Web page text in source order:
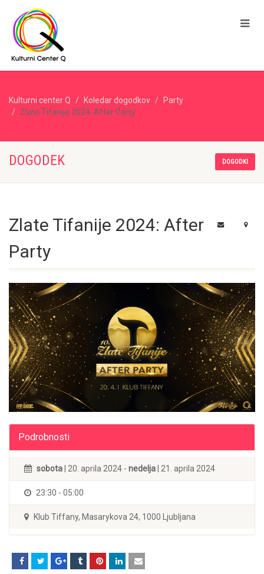
Kulturni center Q Koledar dogodkov
Party
Zlate Tifanije 2024: After Party
DOGODEK DOGODKI
Zlate Tifanije 2024: After
Party
Podrobnosti
sobota | 20. aprila 2024 - nedelja | 21. aprila 2024
23:30 - 05:00
Klub Tiffany, Masarykova 24, 1000 Ljubljana